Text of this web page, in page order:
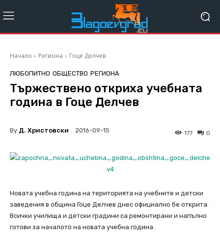
Начало Региона Гоце Делчев
ЛЮБОПИТНО ОБЩЕСТВО РЕГИОНА
Тържествено откриха учебната
година в Гоце Делчев
By Д. Христовски 2016-09-15 0
177
Новата учебна година на територията на учебните и детски
заведения в община Гоце Делчев днес официално бе открита.
Всички училища и детски градини са ремонтирани и напълно
готови за началото на новата учебна година.